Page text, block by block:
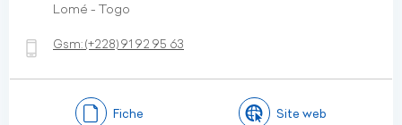
Lomé - Togo
Gsm:(+228)91 92 95 63
Fiche Site web